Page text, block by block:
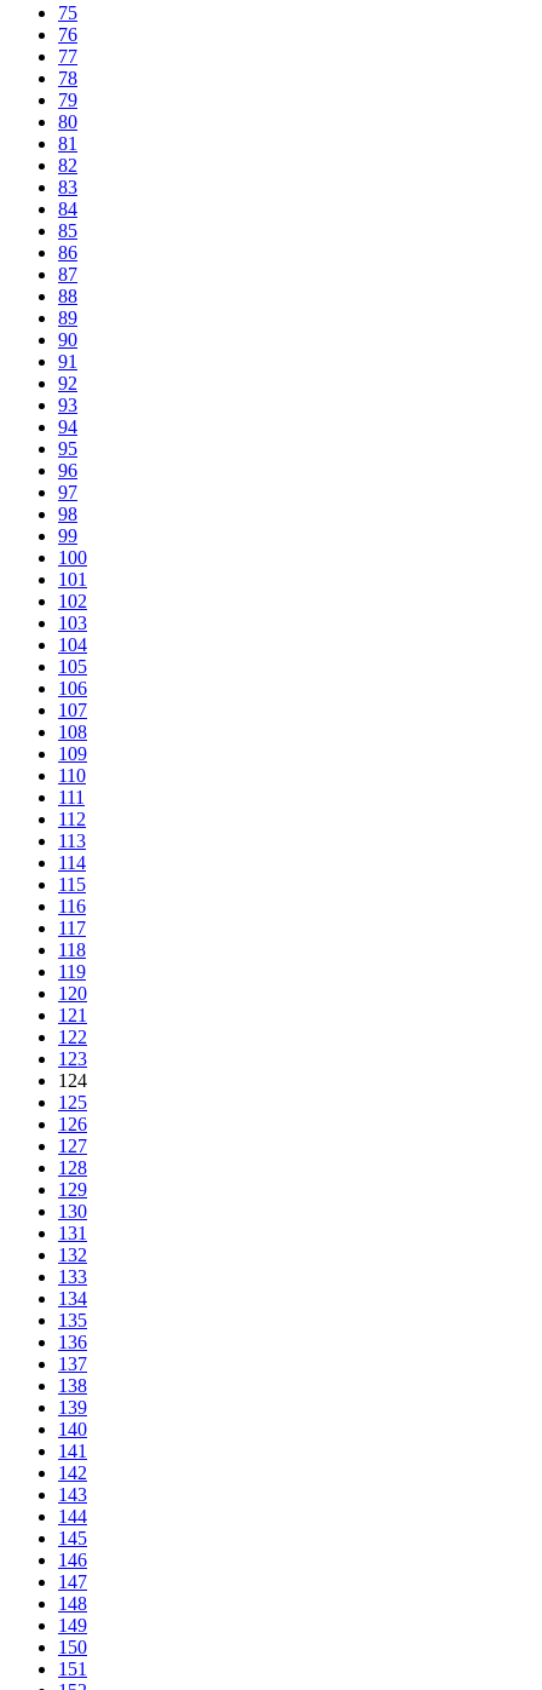
75
76
77
78
79
80
81
82
83
84
85
86
87
88
89
90
91
92
93
94
95
96
97
98
99
100
101
102
103
104
105
106
107
108
109
110
111
112
113
114
115
116
117
118
119
120
121
122
123
124
125
126
127
128
129
130
131
132
133
134
135
136
137
138
139
140
141
142
143
144
145
146
147
148
149
150
151